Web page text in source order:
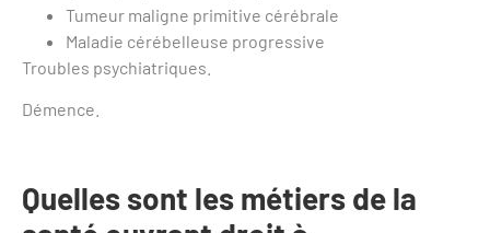
Tumeur maligne primitive cérébrale
Maladie cérébelleuse progressive
Troubles psychiatriques.
Démence.
Quelles sont les métiers de la